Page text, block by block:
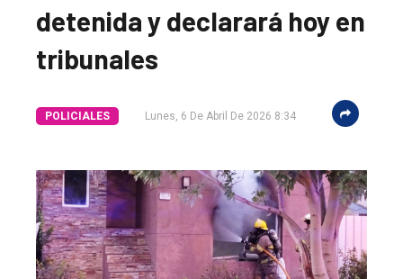
único
Balcarce
Inicio
detenida y declarará hoy en
tribunales
POLICIALES Lunes, 6 De Abril De 2026 8:34